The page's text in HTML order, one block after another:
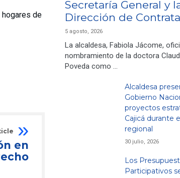
hogares de
en
Secretaría General y
Dirección de
5 agosto, 2026
La alcaldesa, Fabiola Jácome,
nombramiento de la doctora
Poveda como …
Alcaldesa
Gobierno
proyectos
Cajicá durante
regional
30 julio, 2026
Los
Participativos